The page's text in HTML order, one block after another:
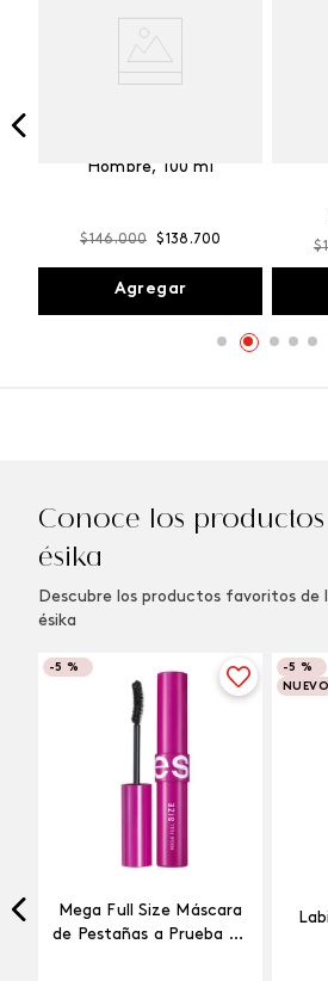
Hombre, 100 ml
$146.000 $138 .700
Agregar
$
Conoce los productos
ésika
Descubre los productos favoritos de
ésika
-5 %
Mega Full Size Máscara
de Pestañas a Prueba de
-5 %
NUEVO